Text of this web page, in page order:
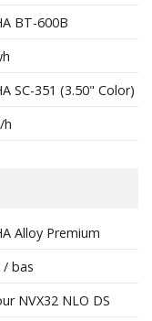
BT-600B
SC-351 (3.50" Color)
h
Alloy Premium
/ bas
NVX32 NLO DS